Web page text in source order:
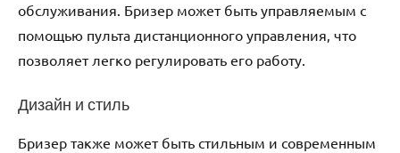
обслуживания. Бризер может быть управляемым с
помощью пульта дистанционного управления‚ что
позволяет легко регулировать его работу.
Дизайн и стиль
Бризер также может быть стильным и современным